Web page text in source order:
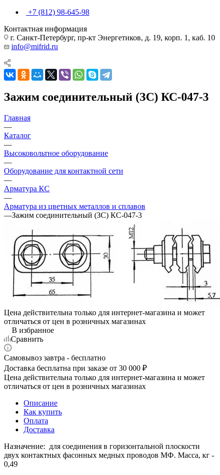
+7 (812) 98-645-98
Контактная информация
г. Санкт-Петербург, пр-кт Энергетиков, д. 19, корп. 1, каб. 10
info@mifrid.ru
Зажим соединительный (ЗС) КС-047-3
Главная
—
Каталог
—
Высоковольтное оборудование
—
Оборудование для контактной сети
—
Арматура КС
—
Арматура из цветных металлов и сплавов
—Зажим соединительный (ЗС) КС-047-3
Цена действительна только для интернет-магазина и может
отличаться от цен в розничных магазинах
В избранное
Сравнить
Самовывоз завтра - бесплатно
Доставка бесплатна при заказе от 30 000 ₽
Цена действительна только для интернет-магазина и может
отличаться от цен в розничных магазинах
Описание
Как купить
Оплата
Доставка
Назначение: для соединения в горизонтальной плоскости
двух контактных фасонных медных проводов МФ. Масса, кг -
0,49